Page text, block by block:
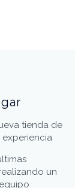
tienda de
un